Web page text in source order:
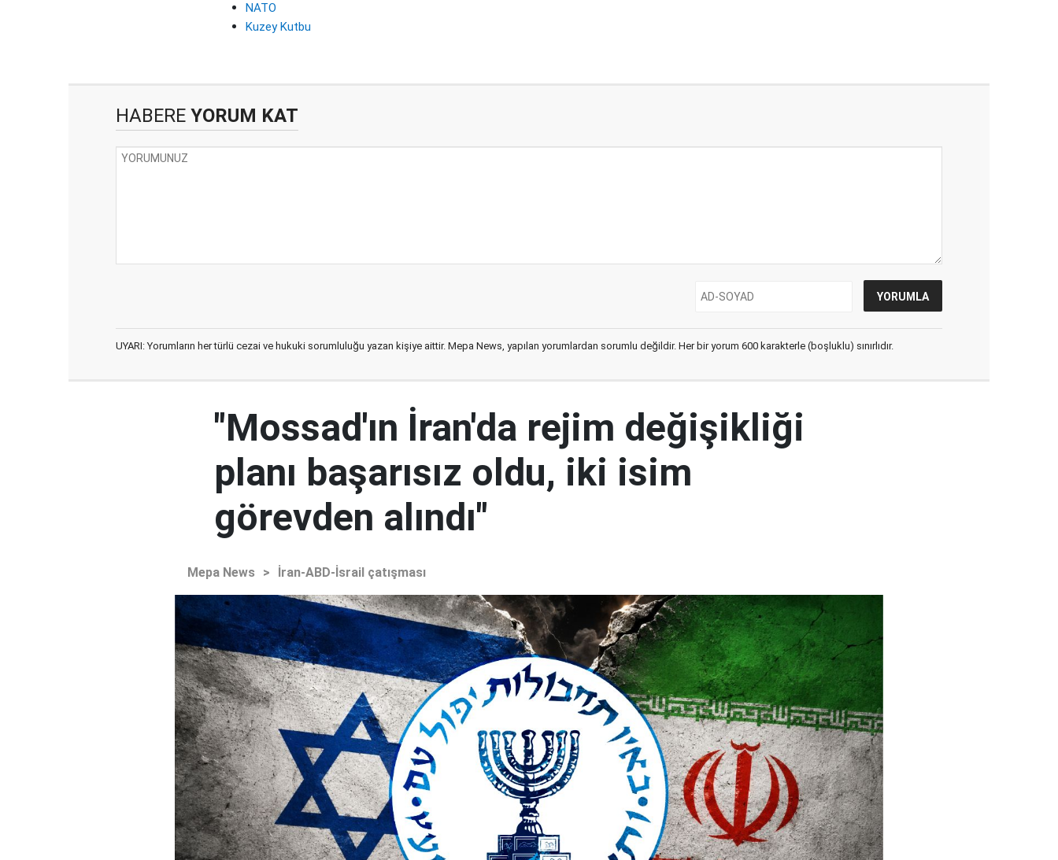
NATO
Kuzey Kutbu
HABERE YORUM KAT
UYARI: Yorumların her türlü cezai ve hukuki sorumluluğu yazan kişiye aittir. Mepa News, yapılan yorumlardan sorumlu değildir. Her bir yorum 600 karakterle (boşluklu) sınırlıdır.
"Mossad'ın İran'da rejim değişikliği
planı başarısız oldu, iki isim
görevden alındı"
Mepa News > İran-ABD-İsrail çatışması